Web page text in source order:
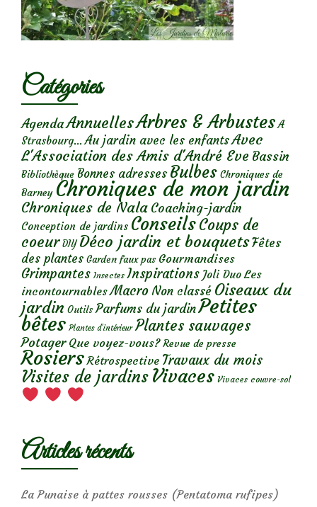
Catégories
AgendaAnnuellesArbres & Arbustes A
Strasbourg... Au jardin avec les enfantsAvec
L'Association des Amis d'André Eve Bassin
Bibliothèque Bonnes adresses Bulbes Chroniques de
Barney Chroniques de mon jardin
Chroniques de Nala Coaching-jardin
Conception de jardins ConseilsCoups de
coeur DIY Déco jardin et bouquetsFêtes
des plantes Garden faux pas Gourmandises
Grimpantes Insectes Inspirations Joli Duo Les
incontournables Macro Non classé Oiseaux du
jardin Outils Parfums du jardinPetites
bêtes Plantes d’intérieur Plantes sauvages
Potager Que voyez-vous? Revue de presse
Rosiers Rétrospective Travaux du mois
Visites de jardins Vivaces Vivaces couvre-sol
Articles récents
La Punaise à pattes rousses (Pentatoma rufipes)